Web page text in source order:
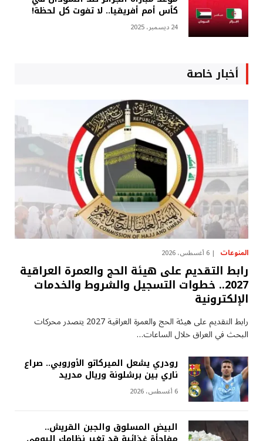
كأس أمم أفريقيا.. لا تفوت كل لحظة!
24 ديسمبر، 2025
أخبار خاصة
المنوعات 6 أغسطس، 2026
رابط التقديم على هيئة الحج والعمرة العراقية
2027.. خطوات التسجيل والشروط والخدمات
الإلكترونية
رابط التقديم على هيئة الحج والعمرة العراقية 2027 يتصدر محركات
البحث في العراق خلال الساعات…
رودري يشعل الميركاتو الأوروبي.. صراع
ناري بين برشلونة وريال مدريد
6 أغسطس، 2026
البيض المسلوق والجبن القريش..